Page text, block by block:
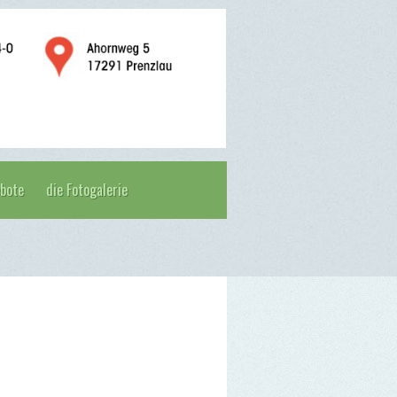
die Fotogalerie